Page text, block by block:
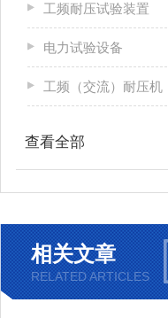
工频耐压试验装置
电力试验设备
工频（交流）耐压机
查看全部
相关文章
RELATED ARTICLES